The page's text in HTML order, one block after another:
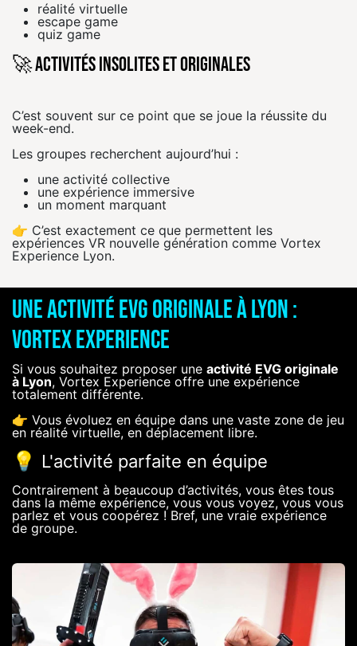
réalité virtuelle
escape game
quiz game
🚀 Activités insolites et originales
C’est souvent sur ce point que se joue la réussite du
week-end.
Les groupes recherchent aujourd’hui :
une activité collective
une expérience immersive
un moment marquant
👉 C’est exactement ce que permettent les
expériences VR nouvelle génération comme Vortex
Experience Lyon.
Une activité EVG originale à Lyon :
Vortex Experience
Si vous souhaitez proposer une activité EVG originale
à Lyon, Vortex Experience offre une expérience
totalement différente.
👉 Vous évoluez en équipe dans une vaste zone de jeu
en réalité virtuelle, en déplacement libre.
💡 L'activité parfaite en équipe
Contrairement à beaucoup d’activités, vous êtes tous
dans la même expérience, vous vous voyez, vous vous
parlez et vous coopérez ! Bref, une vraie expérience
de groupe.